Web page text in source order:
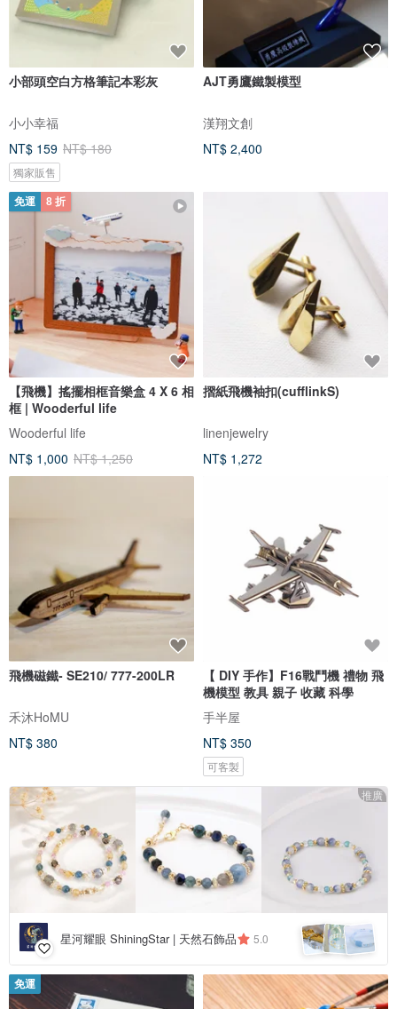
小部頭空白方格筆記本彩灰
小小幸福
NT$ 159 NT$ 180
獨家販售
AJT勇鷹鐵製模型
漢翔文創
NT$ 2,400
免運 8 折
【飛機】搖擺相框音樂盒 4 X 6 相
框 | Wooderful life
Wooderful life
NT$ 1,000 NT$ 1,250
摺紙飛機袖扣(cufflinkS)
linenjewelry
NT$ 1,272
飛機磁鐵- SE210/ 777-200LR
禾沐HoMU
NT$ 380
【 DIY 手作】F16戰鬥機 禮物 飛
機模型 教具 親子 收藏 科學
手半屋
NT$ 350
可客製
推廣
星河耀眼 ShiningStar | 天然石飾品 5.0
免運